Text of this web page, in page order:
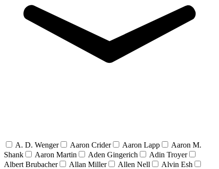
A. D. Wenger Aaron Crider Aaron Lapp
Aaron M.
Shank
Aaron Martin Aden Gingerich
Adin Troyer
Albert Brubacher
Allan Miller Allen Nell
Alvin Esh